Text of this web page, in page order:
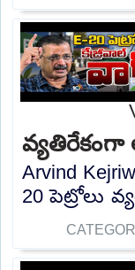
Arvind
20 పెట్రోలు